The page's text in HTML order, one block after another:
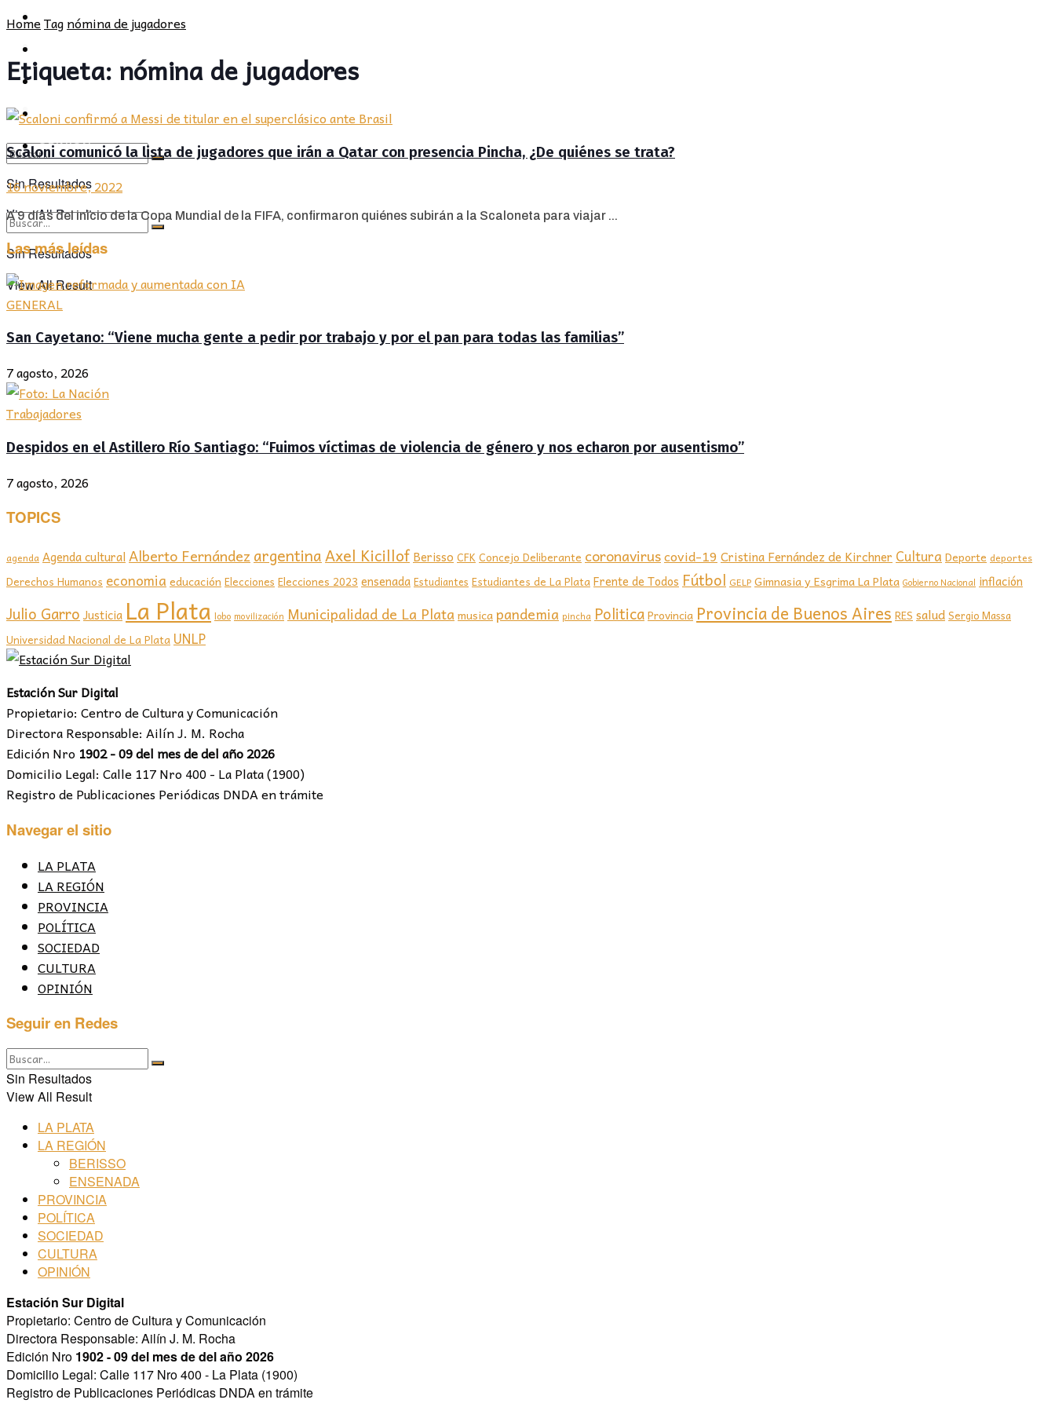
POLÍTICA
CULTURA
OPINIÓN
Sin Resultados
View All Result
PROVINCIA
SOCIEDAD
CULTURA
OPINIÓN
Sin Resultados
View All Result
HomeTagnómina de jugadores
Etiqueta: nómina de jugadores
Scaloni comunicó la lista de jugadores que irán a Qatar con presencia Pincha, ¿De quiénes se trata?
16 noviembre, 2022
A 9 días del inicio de la Copa Mundial de la FIFA, confirmaron quiénes subirán a la Scaloneta para viajar ...
Las más leídas
GENERAL
San Cayetano: “Viene mucha gente a pedir por trabajo y por el pan para todas las familias”
7 agosto, 2026
Trabajadores
Despidos en el Astillero Río Santiago: “Fuimos víctimas de violencia de género y nos echaron por ausentismo”
7 agosto, 2026
TOPICS
agenda Agenda culturalAlberto Fernández argentinaAxel Kicillof Berisso CFKConcejo Deliberante coronaviruscovid-19 Cristina Fernández de Kirchner Cultura Deporte deportes
Derechos Humanos economia educación Elecciones Elecciones 2023 ensenada Estudiantes Estudiantes de La PlataFrente de Todos Fútbol GELP Gimnasia y Esgrima La Plata Gobierno Nacional inflación
Julio Garro Justicia La Plata lobo movilización Municipalidad de La Plata musicapandemia pincha PoliticaProvincia Provincia de Buenos Aires RES saludSergio Massa
Universidad Nacional de La Plata UNLP
Estación Sur Digital
Propietario: Centro de Cultura y Comunicación
Directora Responsable: Ailín J. M. Rocha
Edición Nro 1902 - 09 del mes de del año 2026
Domicilio Legal: Calle 117 Nro 400 - La Plata (1900)
Registro de Publicaciones Periódicas DNDA en trámite
Navegar el sitio
LA PLATA
LA REGIÓN
PROVINCIA
POLÍTICA
SOCIEDAD
CULTURA
OPINIÓN
Seguir en Redes
Sin Resultados
View All Result
LA PLATA
LA REGIÓN
BERISSO
ENSENADA
PROVINCIA
POLÍTICA
SOCIEDAD
CULTURA
OPINIÓN
Estación Sur Digital
Propietario: Centro de Cultura y Comunicación
Directora Responsable: Ailín J. M. Rocha
Edición Nro 1902 - 09 del mes de del año 2026
Domicilio Legal: Calle 117 Nro 400 - La Plata (1900)
Registro de Publicaciones Periódicas DNDA en trámite